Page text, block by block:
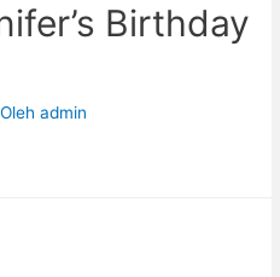
Birthday
admin